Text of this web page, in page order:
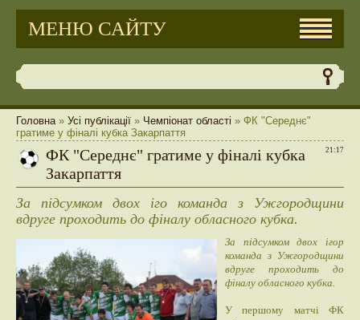
МЕНЮ САЙТУ
Головна» Усі публікації » Чемпіонат області » ФК "Середнє"
гратиме у фіналі кубка Закарпаття
21:17
ФК "Середнє" гратиме у фіналі кубка
Закарпаття
За підсумком двох іго команда з Ужгородщини
вдруге проходить до фіналу обласного кубка.
За підсумком двох ігор
команда з Ужгородщини
вдруге проходить до
фіналу обласного кубка.
У першому матчі ФК